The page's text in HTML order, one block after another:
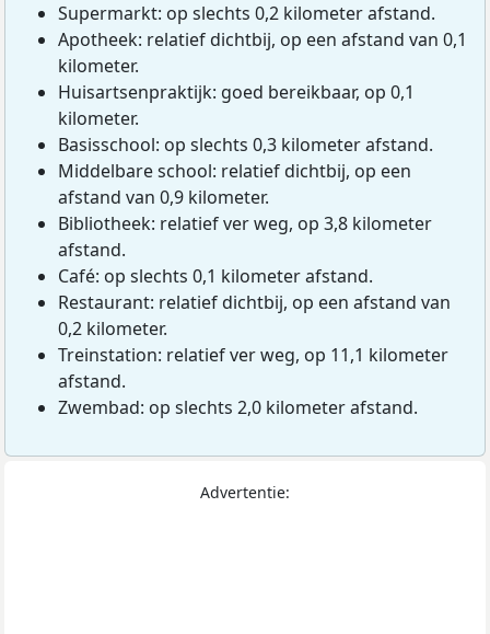
Supermarkt: op slechts 0,2 kilometer afstand.
Apotheek: relatief dichtbij, op een afstand van 0,1
kilometer.
Huisartsenpraktijk: goed bereikbaar, op 0,1
kilometer.
Basisschool: op slechts 0,3 kilometer afstand.
Middelbare school: relatief dichtbij, op een
afstand van 0,9 kilometer.
Bibliotheek: relatief ver weg, op 3,8 kilometer
afstand.
Café: op slechts 0,1 kilometer afstand.
Restaurant: relatief dichtbij, op een afstand van
0,2 kilometer.
Treinstation: relatief ver weg, op 11,1 kilometer
afstand.
Zwembad: op slechts 2,0 kilometer afstand.
Advertentie: